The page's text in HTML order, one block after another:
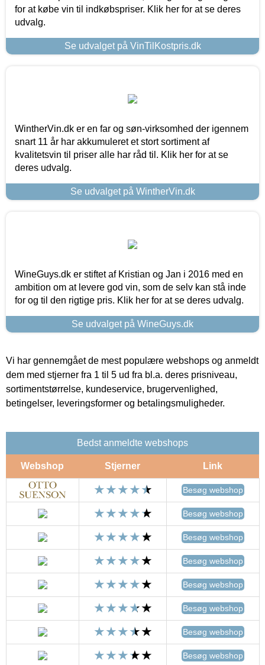
for at købe vin til indkøbspriser. Klik her for at se deres
udvalg.
Se udvalget på VinTilKostpris.dk
WintherVin.dk er en far og søn-virksomhed der igennem
snart 11 år har akkumuleret et stort sortiment af
kvalitetsvin til priser alle har råd til. Klik her for at se
deres udvalg.
Se udvalget på WintherVin.dk
WineGuys.dk er stiftet af Kristian og Jan i 2016 med en
ambition om at levere god vin, som de selv kan stå inde
for og til den rigtige pris. Klik her for at se deres udvalg.
Se udvalget på WineGuys.dk
Vi har gennemgået de mest populære webshops og anmeldt
dem med stjerner fra 1 til 5 ud fra bl.a. deres prisniveau,
sortimentstørrelse, kundeservice, brugervenlighed,
betingelser, leveringsformer og betalingsmuligheder.
Bedst anmeldte webshops
Webshop Stjerner Link
Besøg webshop
Besøg webshop
Besøg webshop
Besøg webshop
Besøg webshop
Besøg webshop
Besøg webshop
Besøg webshop